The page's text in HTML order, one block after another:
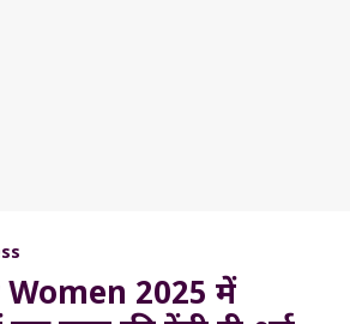
2025 में